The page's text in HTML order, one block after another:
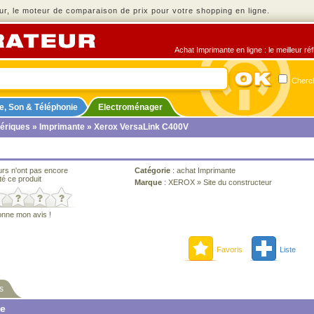
le moteur de comparaison de prix pour votre shopping en ligne.
Achat Imprimante en ligne : le meilleur
Son & Téléphonie
Electroménager
» Imprimante » Xerox VersaLink C400V
n'ont pas encore
ce produit
mon avis !
Catégorie : achat Imprimante
Marque : XEROX » Site du constructeur
Favoris Liste